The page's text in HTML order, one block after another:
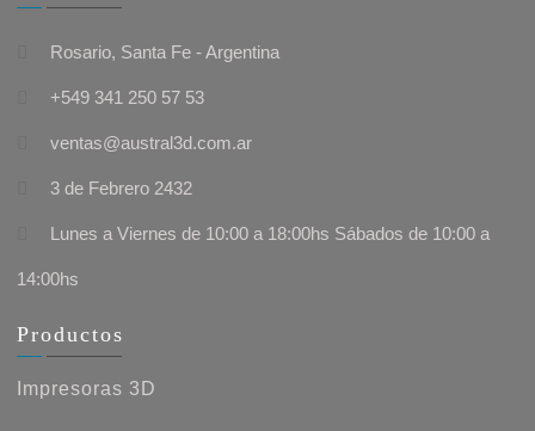
Rosario, Santa Fe - Argentina
+549 341 250 57 53
ventas@austral3d.com.ar
3 de Febrero 2432
Lunes a Viernes de 10:00 a 18:00hs Sábados de 10:00 a
14:00hs
Productos
Impresoras 3D